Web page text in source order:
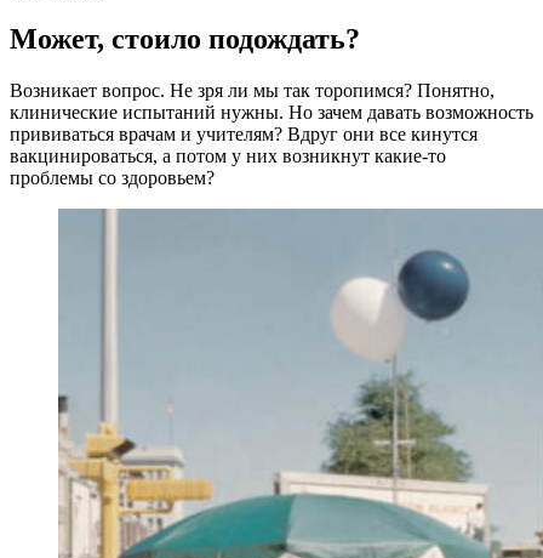
Может, стоило подождать?
Возникает вопрос. Не зря ли мы так торопимся? Понятно,
клинические испытаний нужны. Но зачем давать возможность
прививаться врачам и учителям? Вдруг они все кинутся
вакцинироваться, а потом у них возникнут какие-то
проблемы со здоровьем?